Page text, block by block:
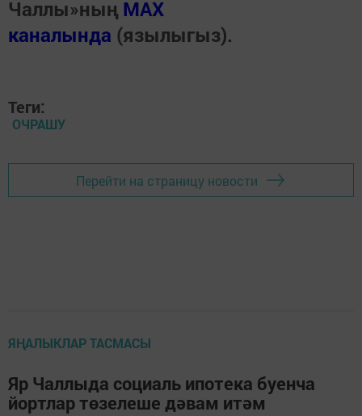
Чаллы»ның MAX
каналында (язылыгыз).
Теги:
ОЧРАШУ
Перейти на страницу новости
ЯҢАЛЫКЛАР ТАСМАСЫ
Яр Чаллыда социаль ипотека буенча
йортлар төзелеше дәвам итәм